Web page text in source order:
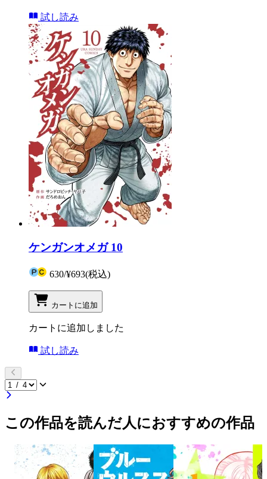
試し読み
ケンガンオメガ 10
630/¥693(税込)
カートに追加
カートに追加しました
試し読み
この作品を読んだ人におすすめの作品